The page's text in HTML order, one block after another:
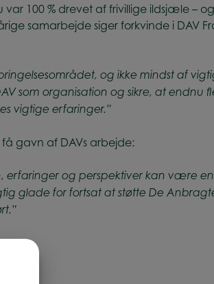
100 % drevet af frivillige ildsjæle –
samarbejde siger forkvinde i DAV
og ikke mindst af
som organisation og sikre, at endnu
vigtige erfaringer.”
få gavn af DAVs arbejde:
erfaringer og perspektiver kan være
glade for fortsat at støtte De